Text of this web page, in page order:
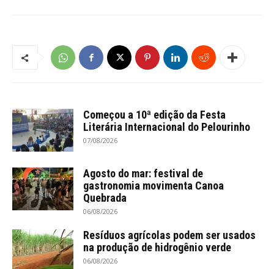
Começou a 10ª edição da Festa
Literária Internacional do Pelourinho
07/08/2026
Agosto do mar: festival de
gastronomia movimenta Canoa
Quebrada
06/08/2026
Resíduos agrícolas podem ser usados
na produção de hidrogênio verde
06/08/2026